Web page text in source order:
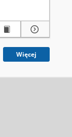
Więcej